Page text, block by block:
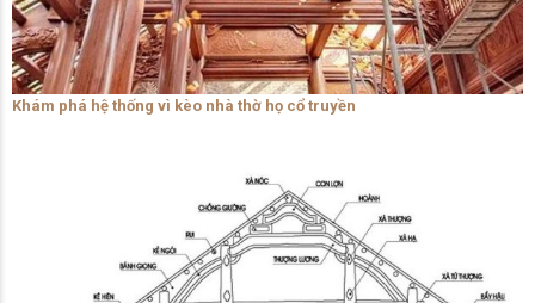
Khám phá hệ thống vì kèo nhà thờ họ cổ truyền